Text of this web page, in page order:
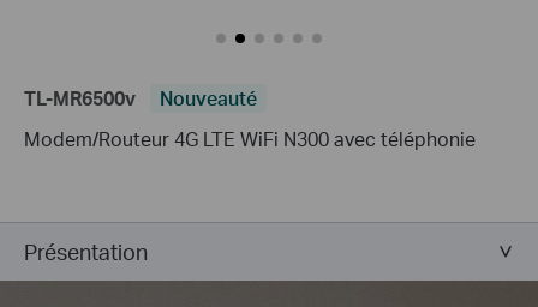
TL-MR6500v
Nouveauté
Modem/Routeur 4G LTE WiFi N300 avec téléphonie
Présentation